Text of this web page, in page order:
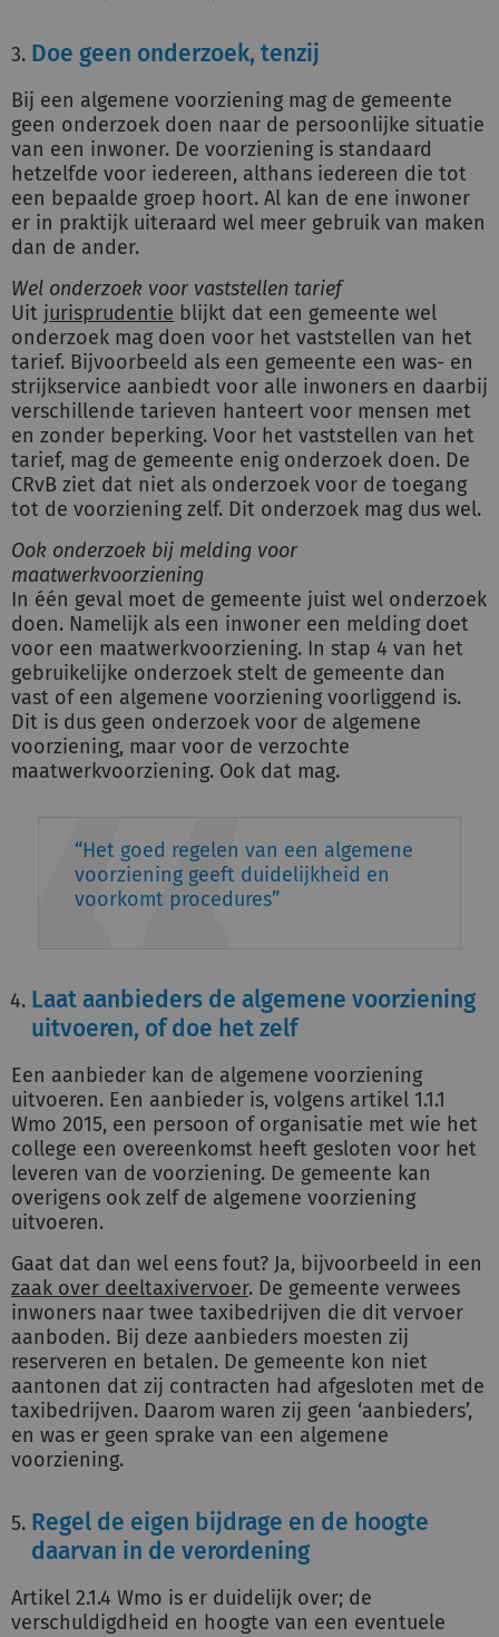
Doe geen onderzoek, tenzij
Bij een algemene voorziening mag de gemeente
geen onderzoek doen naar de persoonlijke situatie
van een inwoner. De voorziening is standaard
hetzelfde voor iedereen, althans iedereen die tot
een bepaalde groep hoort. Al kan de ene inwoner
er in praktijk uiteraard wel meer gebruik van maken
dan de ander.
Wel onderzoek voor vaststellen tarief
Uit jurisprudentie blijkt dat een gemeente wel
onderzoek mag doen voor het vaststellen van het
tarief. Bijvoorbeeld als een gemeente een was- en
strijkservice aanbiedt voor alle inwoners en daarbij
verschillende tarieven hanteert voor mensen met
en zonder beperking. Voor het vaststellen van het
tarief, mag de gemeente enig onderzoek doen. De
CRvB ziet dat niet als onderzoek voor de toegang
tot de voorziening zelf. Dit onderzoek mag dus wel.
Ook onderzoek bij melding voor
maatwerkvoorziening
In één geval moet de gemeente juist wel onderzoek
doen. Namelijk als een inwoner een melding doet
voor een maatwerkvoorziening. In stap 4 van het
gebruikelijke onderzoek stelt de gemeente dan
vast of een algemene voorziening voorliggend is.
Dit is dus geen onderzoek voor de algemene
voorziening, maar voor de verzochte
maatwerkvoorziening. Ook dat mag.
Het goed regelen van een algemene
voorziening geeft duidelijkheid en
voorkomt procedures
Laat aanbieders de algemene voorziening
uitvoeren, of doe het zelf
Een aanbieder kan de algemene voorziening
uitvoeren. Een aanbieder is, volgens artikel 1.1.1
Wmo 2015, een persoon of organisatie met wie het
college een overeenkomst heeft gesloten voor het
leveren van de voorziening. De gemeente kan
overigens ook zelf de algemene voorziening
uitvoeren.
Gaat dat dan wel eens fout? Ja, bijvoorbeeld in een
zaak over deeltaxivervoer. De gemeente verwees
inwoners naar twee taxibedrijven die dit vervoer
aanboden. Bij deze aanbieders moesten zij
reserveren en betalen. De gemeente kon niet
aantonen dat zij contracten had afgesloten met de
taxibedrijven. Daarom waren zij geen ‘aanbieders’,
en was er geen sprake van een algemene
voorziening.
Regel de eigen bijdrage en de hoogte
daarvan in de verordening
Artikel 2.1.4 Wmo is er duidelijk over; de
verschuldigdheid en hoogte van een eventuele